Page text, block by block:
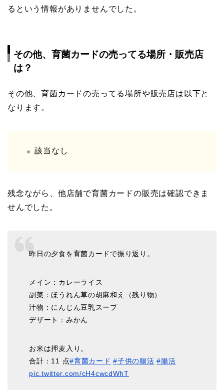
るという情報がありませんでした。
その他、育菌カードの売ってる場所・販売店
は？
その他、育菌カードの売ってる場所や販売店は以下と
なります。
該当なし
残念ながら、他店舗で育菌カードの販売は確認できま
せんでした。
昨日の夕食を育菌カードで振り返り。
メイン：カレーライス
副菜：ほうれん草の胡麻和え（残り物）
汁物：にんじん豆乳スープ
デザート：みかん
お米は押麦入り。
合計：11 点#育菌カード #子供の腸活 #腸活
pic.twitter.com/cH4cwcdWhT